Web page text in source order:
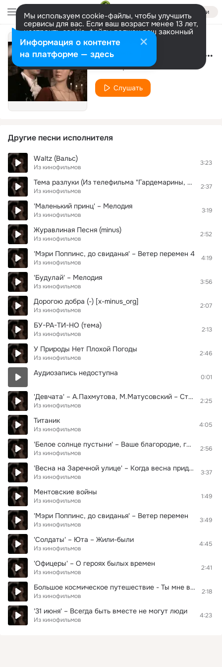
Войти
Мы используем cookie-файлы, чтобы улучшить
сервисы для вас. Если ваш возраст менее 13 лет,
настроить cookie-файлы должен ваш законный
представитель. Больше информации
Разрешить все Настроить Блюз под дождём (Даниленко)
Из кинофильмов
Слушать
Другие песни исполнителя
Waltz (Вальс)
Из кинофильмов
3:23
Тема разлуки (Из телефильма "Гардемарины, вперёд!")
Из кинофильмов
2:37
'Маленький принц' – Мелодия
Из кинофильмов
3:19
Журавлиная Песня (minus)
Из кинофильмов
2:52
'Мэри Поппинс, до свиданья' – Ветер перемен 4
Из кинофильмов
4:19
'Будулай' – Мелодия
Из кинофильмов
3:56
Дорогою добра (-) [x-minus_org]
Из кинофильмов
2:07
БУ-РА-ТИ-НО (тема)
Из кинофильмов
2:13
У Природы Нет Плохой Погоды
Из кинофильмов
2:46
Аудиозапись недоступна 0:01
'Девчата' – А.Пахмутова, М.Матусовский – Старый клен
Из кинофильмов
2:25
Титаник
Из кинофильмов
4:05
'Белое солнце пустыни' – Ваше благородие, госпожа удача
Из кинофильмов
2:56
'Весна на Заречной улице' – Когда весна придет
Из кинофильмов
3:37
Ментовские войны
Из кинофильмов
1:49
'Мэри Поппинс, до свиданья' – Ветер перемен
Из кинофильмов
3:49
'Солдаты' – Юта – Жили-были
Из кинофильмов
4:45
'Офицеры' – О героях былых времен
Из кинофильмов
2:41
Большое космическое путешествие - Ты мне веришь или нет
Из кинофильмов
2:18
'31 июня' – Всегда быть вместе не могут люди
Из кинофильмов
4:23
Информация о контенте
на платформе — здесь